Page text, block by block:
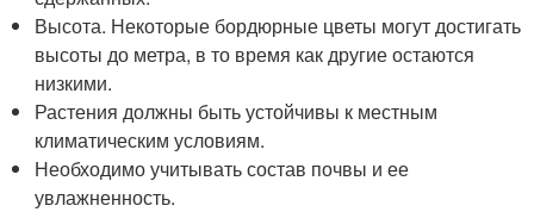
Высота. Некоторые бордюрные цветы могут достигать
высоты до метра, в то время как другие остаются
низкими.
Растения должны быть устойчивы к местным
климатическим условиям.
Необходимо учитывать состав почвы и ее
увлажненность.